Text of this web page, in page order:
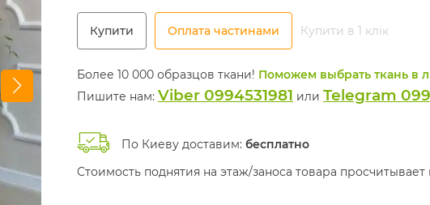
Купити Оплата частинами Купити в 1 клік
Более 10 000 образцов ткани! Поможем выбрать ткань в
Пишите нам: Viber 0994531981 или Telegram
По Киеву доставим: бесплатно
Стоимость поднятия на этаж/заноса товара